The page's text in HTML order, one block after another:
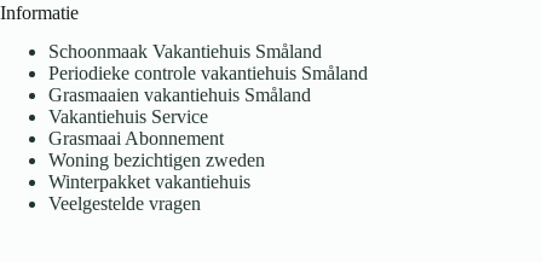
Informatie
Schoonmaak Vakantiehuis Småland
Periodieke controle vakantiehuis Småland
Grasmaaien vakantiehuis Småland
Vakantiehuis Service
Grasmaai Abonnement
Woning bezichtigen zweden
Winterpakket vakantiehuis
Veelgestelde vragen